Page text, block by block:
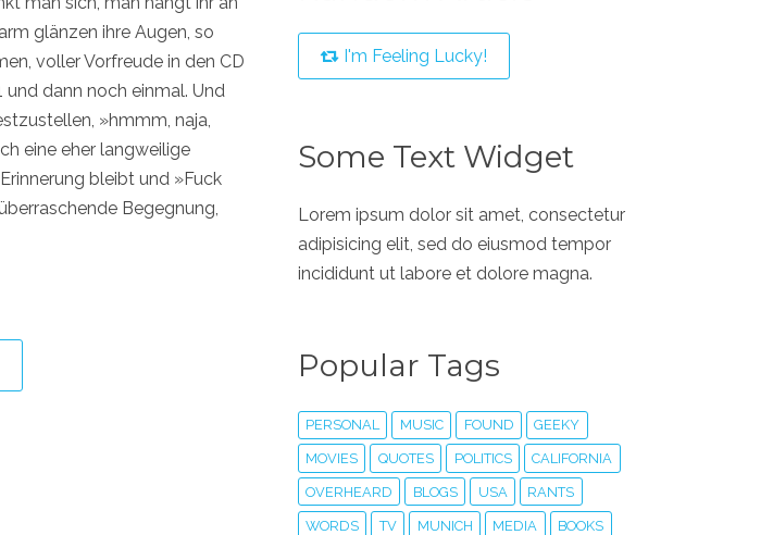
glänzen ihre Augen, so
voller Vorfreude in den CD
und dann noch einmal. Und
»hmmm, naja,
eine eher langweilige
bleibt und »Fuck
Begegnung,
I'm Feeling Lucky!
Some Text Widget
Lorem ipsum dolor sit amet, consectetur
adipisicing elit, sed do eiusmod tempor
incididunt ut labore et dolore magna.
Popular Tags
PERSONAL MUSIC FOUND GEEKY
MOVIES QUOTES POLITICS CALIFORNIA
OVERHEARD BLOGS USA RANTS
WORDS TV MUNICH MEDIA BOOKS